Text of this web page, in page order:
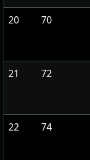
20 70
21 72
22 74